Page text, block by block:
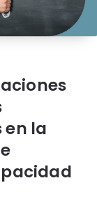
en la